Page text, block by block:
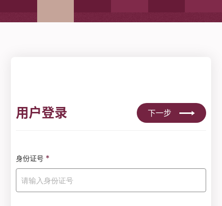
用户登录 下一步
身份证号 *